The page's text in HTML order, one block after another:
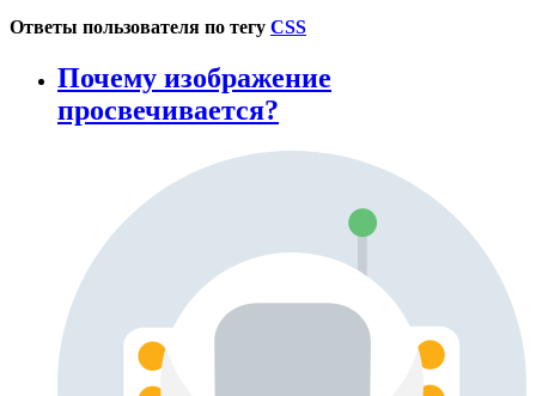
Ответы пользователя по тегу CSS
Почему изображение
просвечивается?